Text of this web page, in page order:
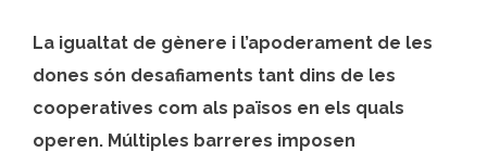
La igualtat de gènere i l’apoderament de les
dones són desafiaments tant dins de les
cooperatives com als països en els quals
operen. Múltiples barreres imposen